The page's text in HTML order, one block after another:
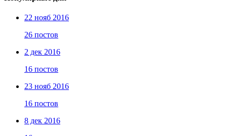
22 нояб 2016
26 постов
2 дек 2016
16 постов
23 нояб 2016
16 постов
8 дек 2016